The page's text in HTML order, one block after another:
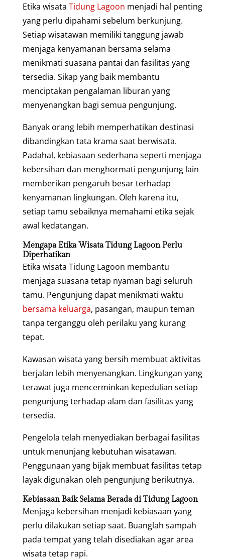
Etika wisata Tidung Lagoon menjadi hal penting
yang perlu dipahami sebelum berkunjung.
Setiap wisatawan memiliki tanggung jawab
menjaga kenyamanan bersama selama
menikmati suasana pantai dan fasilitas yang
tersedia. Sikap yang baik membantu
menciptakan pengalaman liburan yang
menyenangkan bagi semua pengunjung.
Banyak orang lebih memperhatikan destinasi
dibandingkan tata krama saat berwisata.
Padahal, kebiasaan sederhana seperti menjaga
kebersihan dan menghormati pengunjung lain
memberikan pengaruh besar terhadap
kenyamanan lingkungan. Oleh karena itu,
setiap tamu sebaiknya memahami etika sejak
awal kedatangan.
Mengapa Etika Wisata Tidung Lagoon Perlu
Diperhatikan
Etika wisata Tidung Lagoon membantu
menjaga suasana tetap nyaman bagi seluruh
tamu. Pengunjung dapat menikmati waktu
bersama keluarga, pasangan, maupun teman
tanpa terganggu oleh perilaku yang kurang
tepat.
Kawasan wisata yang bersih membuat aktivitas
berjalan lebih menyenangkan. Lingkungan yang
terawat juga mencerminkan kepedulian setiap
pengunjung terhadap alam dan fasilitas yang
tersedia.
Pengelola telah menyediakan berbagai fasilitas
untuk menunjang kebutuhan wisatawan.
Penggunaan yang bijak membuat fasilitas tetap
layak digunakan oleh pengunjung berikutnya.
Kebiasaan Baik Selama Berada di Tidung Lagoon
Menjaga kebersihan menjadi kebiasaan yang
perlu dilakukan setiap saat. Buanglah sampah
pada tempat yang telah disediakan agar area
wisata tetap rapi.